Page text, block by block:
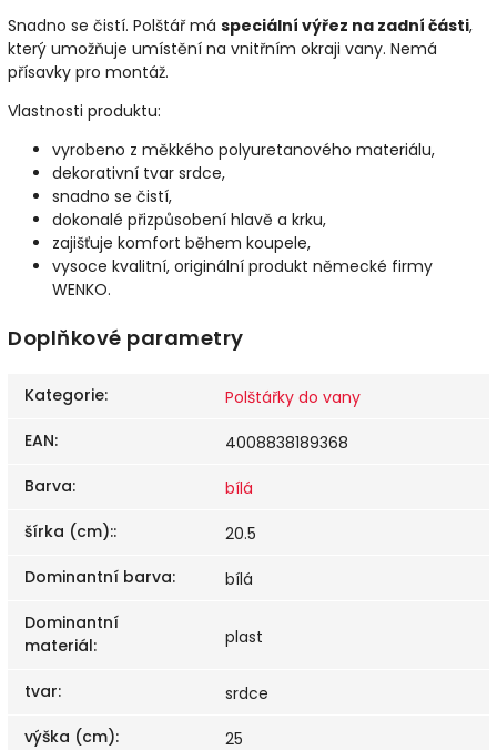
Snadno se čistí. Polštář má speciální výřez na zadní části,
který umožňuje umístění na vnitřním okraji vany. Nemá
přísavky pro montáž.
Vlastnosti produktu:
vyrobeno z měkkého polyuretanového materiálu,
dekorativní tvar srdce,
snadno se čistí,
dokonalé přizpůsobení hlavě a krku,
zajišťuje komfort během koupele,
vysoce kvalitní, originální produkt německé firmy
WENKO.
Doplňkové parametry
Kategorie:
Polštářky do vany
EAN:
4008838189368
Barva:
bílá
šírka (cm)::
20.5
Dominantní barva:
bílá
Dominantní
materiál: plast
tvar:
srdce
výška (cm): 25